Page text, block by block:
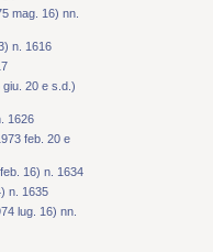
mag. 16) nn.
n. 1616
20 e s.d.)
1626
feb. 20 e
16) n. 1634
n. 1635
lug. 16) nn.